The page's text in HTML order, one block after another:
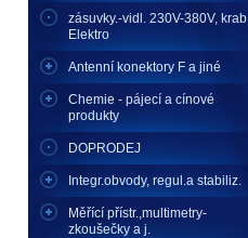
zásuvky.-vidl. 230V-380V,
Elektro
Antenní konektory F a jiné
Chemie - pájecí a cínové
produkty
DOPRODEJ
Integr.obvody, regul.a stabiliz.
Měřící přístr.,multimetry-
zkoušečky a j.